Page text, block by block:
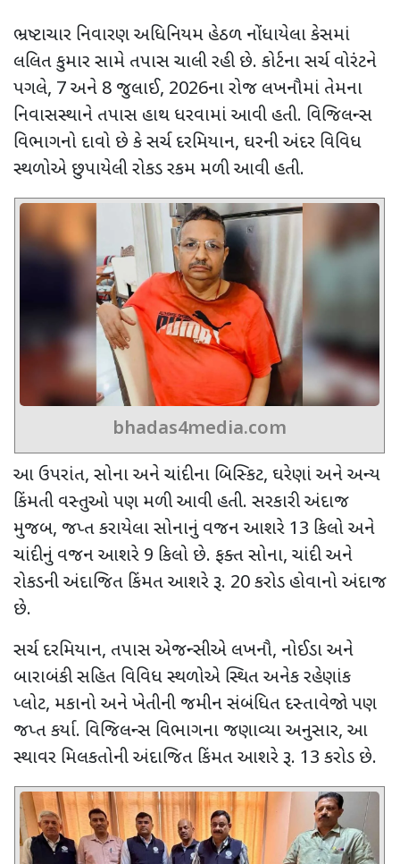
ભ્રષ્ટાચાર નિવારણ અધિનિયમ હેઠળ નોંધાયેલા કેસમાં
લલિત કુમાર સામે તપાસ ચાલી રહી છે. કોર્ટના સર્ચ વોરંટને
પગલે, 7અને 8 જુલાઈ, 2026ના રોજ લખનૌમાં તેમના
નિવાસસ્થાને તપાસ હાથ ધરવામાં આવી હતી. વિજિલન્સ
વિભાગનો દાવો છે કે સર્ચ દરમિયાન, ઘરની અંદર વિવિધ
સ્થળોએ છુપાયેલી રોકડ રકમ મળી આવી હતી.
bhadas4media.com
આ ઉપરાંત, સોના અને ચાંદીના બિસ્કિટ, ઘરેણાં અને અન્ય
કિંમતી વસ્તુઓ પણ મળી આવી હતી. સરકારી અંદાજ
મુજબ, જપ્ત કરાયેલા સોનાનું વજન આશરે 13 કિલો અને
ચાંદીનું વજન આશરે 9 કિલો છે. ફક્ત સોના, ચાંદી અને
રોકડની અંદાજિત કિંમત આશરે રૂ. 20કરોડ હોવાનો અંદાજ
છે.
સર્ચ દરમિયાન, તપાસ એજન્સીએ લખનૌ, નોઈડા અને
બારાબંકી સહિત વિવિધ સ્થળોએ સ્થિત અનેક રહેણાંક
પ્લોટ, મકાનો અને ખેતીની જમીન સંબંધિત દસ્તાવેજો પણ
જપ્ત કર્યા. વિજિલન્સ વિભાગના જણાવ્યા અનુસાર, આ
સ્થાવર મિલકતોની અંદાજિત કિંમત આશરે રૂ. 13 કરોડ છે.